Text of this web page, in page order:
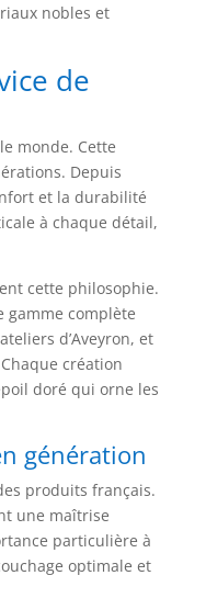
nobles et
de
monde. Cette
Depuis
et la durabilité
à chaque détail,
cette philosophie.
gamme complète
d’Aveyron, et
création
doré qui orne les
génération
produits français.
une maîtrise
particulière à
optimale et